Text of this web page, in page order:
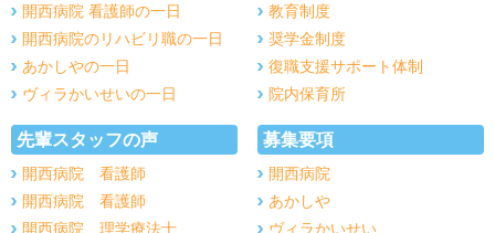
開西病院 看護師の一日
開西病院のリハビリ職の一日
あかしやの一日
ヴィラかいせいの一日
教育制度
奨学金制度
復職支援サポート体制
院内保育所
先輩スタッフの声
開西病院 看護師
開西病院 看護師
開西病院 理学療法士
募集要項
開西病院
あかしや
ヴィラかいせい